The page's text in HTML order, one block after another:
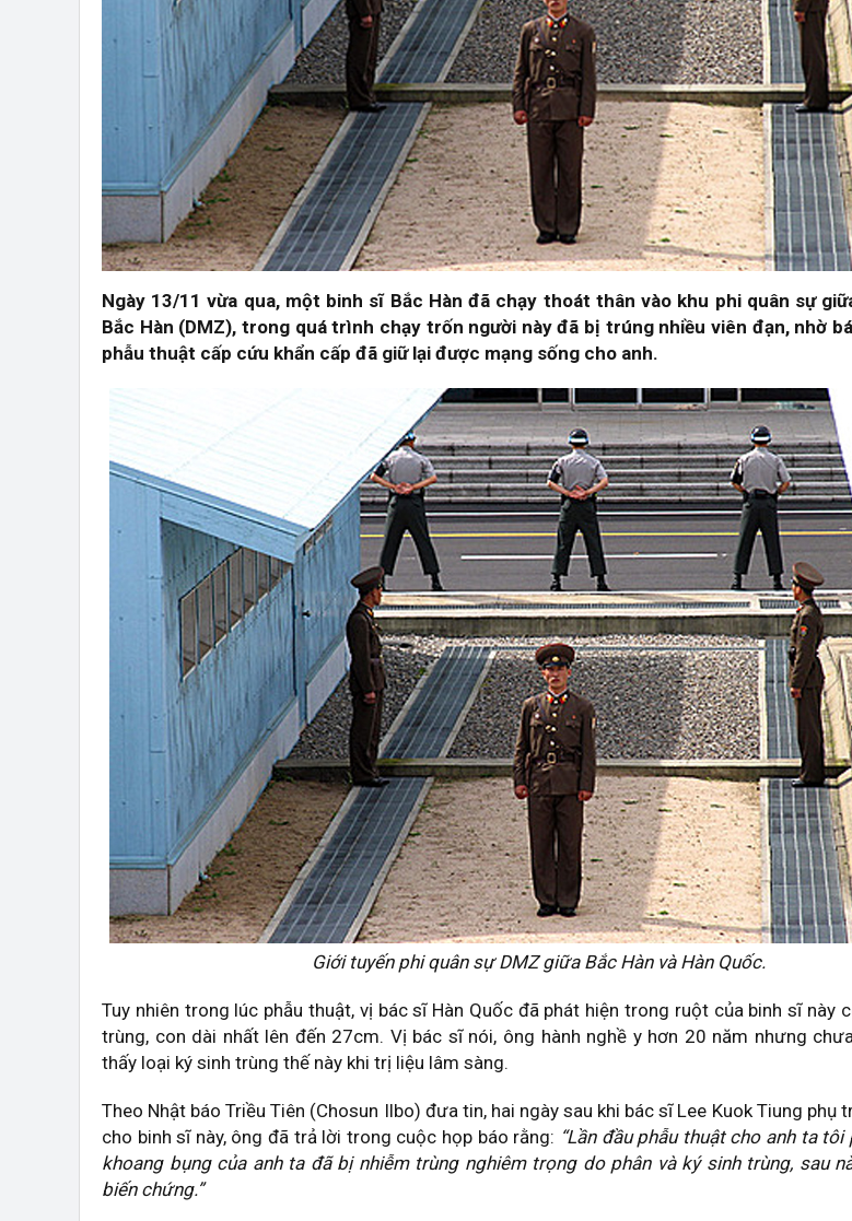
Ngày 13/11 vừa qua, một binh sĩ Bắc Hàn đã chạy thoát thân vào khu phi quân sự
Bắc Hàn (DMZ), trong quá trình chạy trốn người này đã bị trúng nhiều viên đạn, nhờ
phẫu thuật cấp cứu khẩn cấp đã giữ lại được mạng sống cho anh.
Giới tuyến phi quân sự DMZ giữa Bắc Hàn và Hàn Quốc.
Tuy nhiên trong lúc phẫu thuật, vị bác sĩ Hàn Quốc đã phát hiện trong ruột của binh sĩ này
trùng, con dài nhất lên đến 27cm. Vị bác sĩ nói, ông hành nghề y hơn 20 năm nhưng
thấy loại ký sinh trùng thế này khi trị liệu lâm sàng.
Theo Nhật báo Triều Tiên (Chosun Ilbo) đưa tin, hai ngày sau khi bác sĩ Lee Kuok Tiung phụ
cho binh sĩ này, ông đã trả lời trong cuộc họp báo rằng: “Lần đầu phẫu thuật cho anh ta
khoang bụng của anh ta đã bị nhiễm trùng nghiêm trọng do phân và ký sinh trùng, sau
biến chứng.”